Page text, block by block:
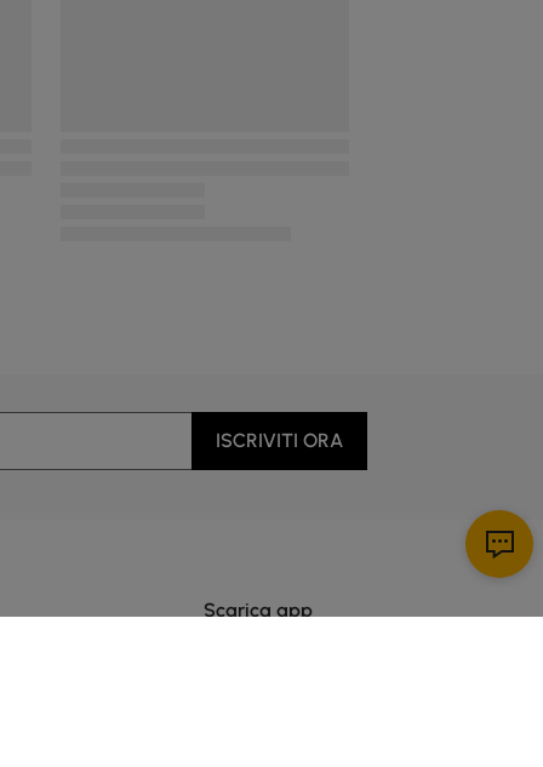
ISCRIVITI ORA
Scarica app